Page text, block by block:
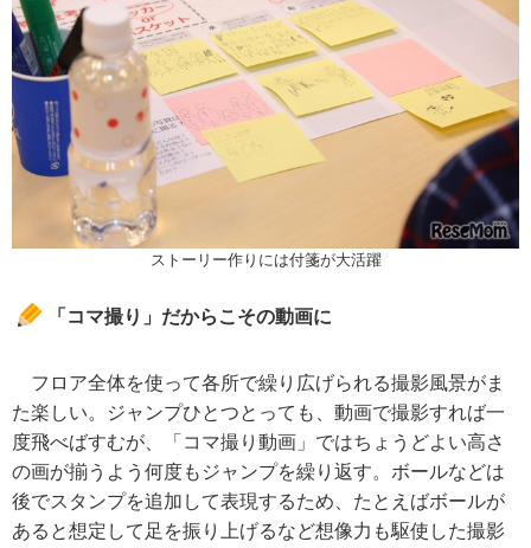
ストーリー作りには付箋が大活躍
「コマ撮り」だからこその動画に
フロア全体を使って各所で繰り広げられる撮影風景がま
た楽しい。ジャンプひとつとっても、動画で撮影すれば一
度飛べばすむが、「コマ撮り動画」ではちょうどよい高さ
の画が揃うよう何度もジャンプを繰り返す。ボールなどは
後でスタンプを追加して表現するため、たとえばボールが
あると想定して足を振り上げるなど想像力も駆使した撮影